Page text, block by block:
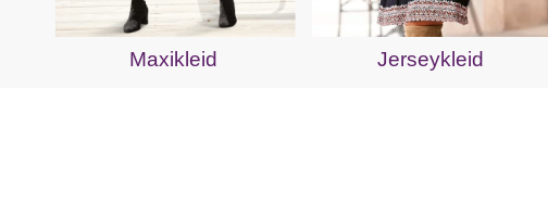
Maxikleid Jerseykleid